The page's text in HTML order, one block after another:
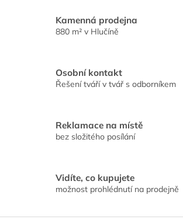
Kamenná prodejna
880 m² v Hlučíně
Osobní kontakt
Řešení tváří v tvář s odborníkem
Reklamace na místě
bez složitého posílání
Vidíte, co kupujete
možnost prohlédnutí na prodejně